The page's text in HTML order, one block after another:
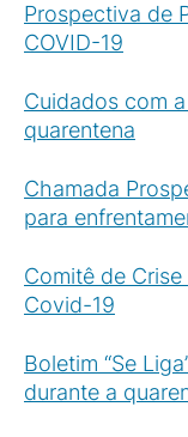
Prospectiva de
COVID-19
Cuidados com
quarentena
Chamada
para
Comitê de
Covid-19
Boletim “Se
durante a